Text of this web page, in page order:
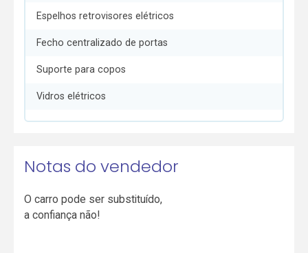
Espelhos retrovisores elétricos
Fecho centralizado de portas
Suporte para copos
Vidros elétricos
Notas do vendedor
O carro pode ser substituído,
a confiança não!